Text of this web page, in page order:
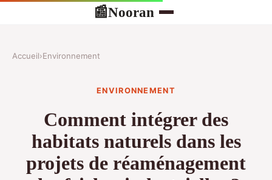
📰Nooran
Accueil›Environnement
ENVIRONNEMENT
Comment intégrer des
habitats naturels dans les
projets de réaménagement